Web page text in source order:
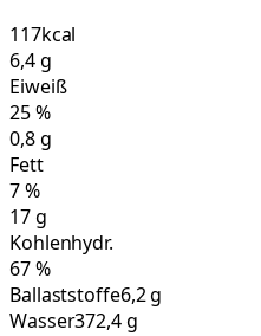
117kcal
6,4g
Eiweiß
25%
0,8g
Fett
7%
17g
Kohlenhydr.
67%
Ballaststoffe6,2 g
Wasser372,4 g